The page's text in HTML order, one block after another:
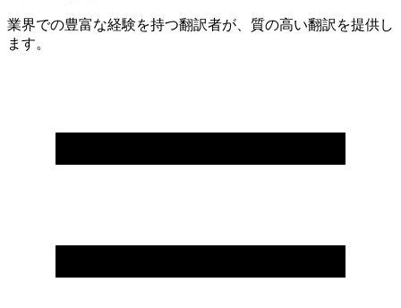
業界での豊富な経験を持つ翻訳者が、質の高い翻訳を提供し
ます。